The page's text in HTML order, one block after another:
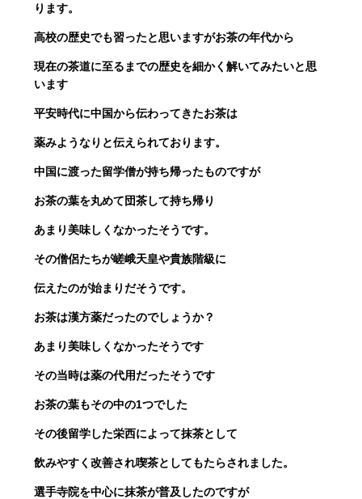
ります。
高校の歴史でも習ったと思いますがお茶の年代から
現在の茶道に至るまでの歴史を細かく解いてみたいと思
います
平安時代に中国から伝わってきたお茶は
薬みようなりと伝えられております。
中国に渡った留学僧が持ち帰ったものですが
お茶の葉を丸めて団茶して持ち帰り
あまり美味しくなかったそうです。
その僧侶たちが嵯峨天皇や貴族階級に
伝えたのが始まりだそうです。
お茶は漢方薬だったのでしょうか？
あまり美味しくなかったそうです
その当時は薬の代用だったそうです
お茶の葉もその中の1つでした
その後留学した栄西によって抹茶として
飲みやすく改善され喫茶としてもたらされました。
選手寺院を中心に抹茶が普及したのですが